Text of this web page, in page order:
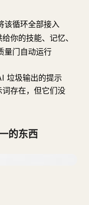
该循环全部接入
你的技能、记忆、
门自动运行
垃圾输出的提示
存在，但它们没
的东西